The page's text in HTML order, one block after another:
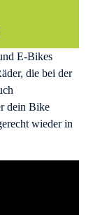
E-Bikes
die bei der
dein Bike
wieder in